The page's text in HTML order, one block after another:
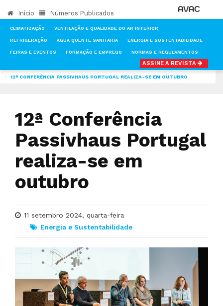
Início Números Publicados
CLIMATIZAÇÃO VENTILAÇÃO E QUALIDADE DO AR INTERIOR
REFRIGERAÇÃO ÁGUA QUENTE SANITÁRIA ENERGIA E SUSTENTABILIDADE
FEIRAS E EVENTOS FORMAÇÃO E EMPREGO NORMAS E REGULAMENTOS
ASSINE A REVISTA
ENERGIA E SUSTENTABILIDADE
12ª CONFERÊNCIA PASSIVHAUS PORTUGAL REALIZA-SE EM OUTUBRO
12ª Conferência
Passivhaus Portugal
realiza-se em
outubro
11 setembro 2024, quarta-feira
Energia e Sustentabilidade